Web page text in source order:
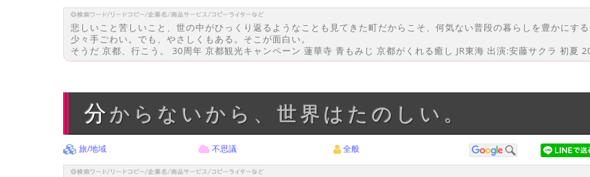
悲しいこと苦しいこと、世の中がひっくり返るようなことも見てきた町だからこそ、何気ない普段の暮らしを豊かにす
少々手ごわい。でも、やさしくもある。そこが面白い。
そうだ 京都、行こう。 30周年 京都観光キャンペーン 蓮華寺 青もみじ 京都がくれる癒し JR東海 出演:安藤サクラ 初夏
分からないから、世界はたのしい。
旅/地域 不思議 全般